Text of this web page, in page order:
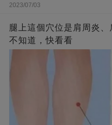
2023/07/03
腿上這個穴位是肩周炎
不知道，快看看